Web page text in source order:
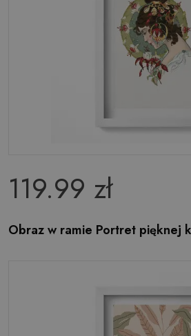
119.99 zł
Obraz w ramie Portret pięknej